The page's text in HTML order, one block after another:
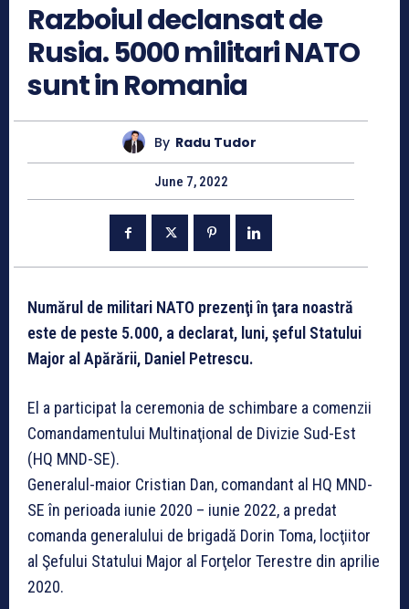
Razboiul declansat de
Rusia. 5000 militari NATO
sunt in Romania
By Radu Tudor
June 7, 2022
Numărul de militari NATO prezenţi în ţara noastră
este de peste 5.000, a declarat, luni, şeful Statului
Major al Apărării, Daniel Petrescu.
El a participat la ceremonia de schimbare a comenzii
Comandamentului Multinaţional de Divizie Sud-Est
(HQ MND-SE).
Generalul-maior Cristian Dan, comandant al HQ MND-
SE în perioada iunie 2020 – iunie 2022, a predat
comanda generalului de brigadă Dorin Toma, locţiitor
al Şefului Statului Major al Forţelor Terestre din aprilie
2020.